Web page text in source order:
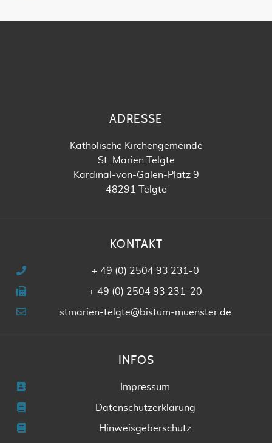
ADRESSE
Katholische Kirchengemeinde
St. Marien Telgte
Kardinal-von-Galen-Platz 9
48291 Telgte
KONTAKT
+ 49 (0) 2504 93 231-0
+ 49 (0) 2504 93 231-20
stmarien-telgte@bistum-muenster.de
INFOS
Impressum
Datenschutzerklärung
Hinweisgeberschutz